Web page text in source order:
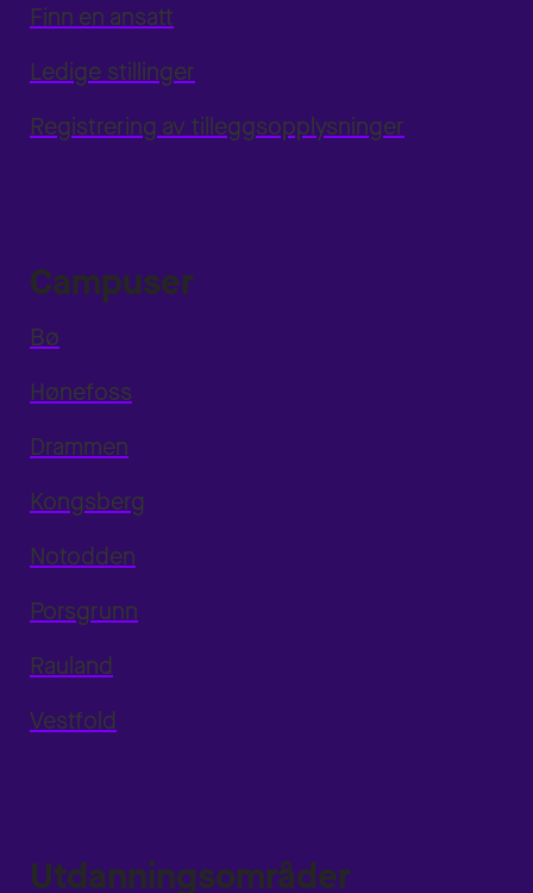
Finn en ansatt
Ledige stillinger
Registrering av tilleggsopplysninger
Campuser
Bø
Hønefoss
Drammen
Kongsberg
Notodden
Porsgrunn
Rauland
Vestfold
Utdanningsområder